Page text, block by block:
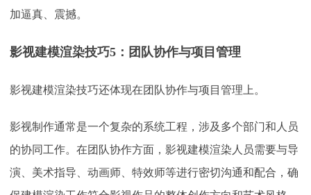
加逼真、震撼。
影视建模渲染技巧5：团队协作与项目管理
影视建模渲染技巧还体现在团队协作与项目管理上。
影视制作通常是一个复杂的系统工程，涉及多个部门和人员
的协同工作。在团队协作方面，影视建模渲染人员需要与导
演、美术指导、动画师、特效师等进行密切沟通和配合，确